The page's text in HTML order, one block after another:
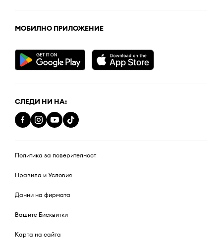
МОБИЛНО ПРИЛОЖЕНИЕ
СЛЕДИ НИ НА:
Политика за поверителност
Правила и Условия
Данни на фирмата
Вашите Бисквитки
Карта на сайта